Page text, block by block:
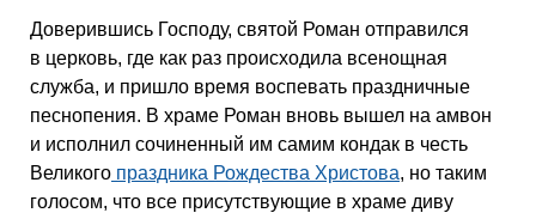
Доверившись Господу, святой Роман отправился
в церковь, где как раз происходила всенощная
служба, и пришло время воспевать праздничные
песнопения. В храме Роман вновь вышел на амвон
и исполнил сочиненный им самим кондак в честь
Великого праздника Рождества Христова, но таким
голосом, что все присутствующие в храме диву